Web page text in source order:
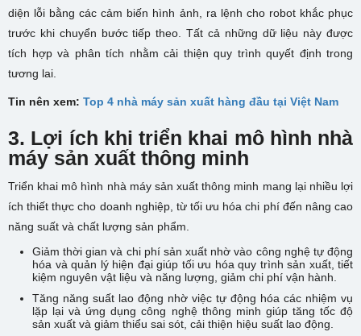
diện lỗi bằng các cảm biến hình ảnh, ra lệnh cho robot khắc phục
trước khi chuyển bước tiếp theo. Tất cả những dữ liệu này được
tích hợp và phân tích nhằm cải thiện quy trình quyết định trong
tương lai.
Tin nên xem: Top 4 nhà máy sản xuất hàng đầu tại Việt Nam
3. Lợi ích khi triển khai mô hình nhà
máy sản xuất thông minh
Triển khai mô hình nhà máy sản xuất thông minh mang lại nhiều lợi
ích thiết thực cho doanh nghiệp, từ tối ưu hóa chi phí đến nâng cao
năng suất và chất lượng sản phẩm.
Giảm thời gian và chi phí sản xuất nhờ vào công nghệ tự động
hóa và quản lý hiện đại giúp tối ưu hóa quy trình sản xuất, tiết
kiệm nguyên vật liệu và năng lượng, giảm chi phí vận hành.
Tăng năng suất lao động nhờ việc tự động hóa các nhiệm vụ
lặp lại và ứng dụng công nghệ thông minh giúp tăng tốc độ
sản xuất và giảm thiểu sai sót, cải thiện hiệu suất lao động.